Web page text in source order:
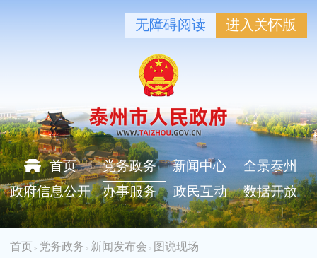
无障碍阅读 进入关怀版
首页 党务政务 新闻中心
全景泰州
政府信息公开
办事服务 政民互动 数据开放
首页 > 党务政务 > 新闻发布会 > 图说现场